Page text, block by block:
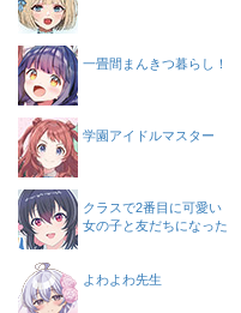
一畳間まんきつ暮らし！
学園アイドルマスター
クラスで2番目に可愛い
女の子と友だちになった
よわよわ先生